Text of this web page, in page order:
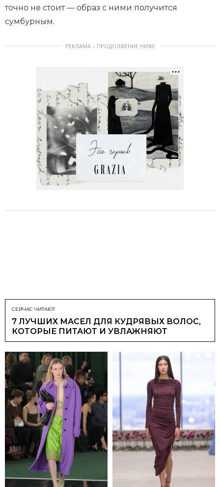
точно не стоит — образ с ними получится
сумбурным.
РЕКЛАМА – ПРОДОЛЖЕНИЕ НИЖЕ
СЕЙЧАС ЧИТАЮТ
7 ЛУЧШИХ МАСЕЛ ДЛЯ КУДРЯВЫХ ВОЛОС,
КОТОРЫЕ ПИТАЮТ И УВЛАЖНЯЮТ